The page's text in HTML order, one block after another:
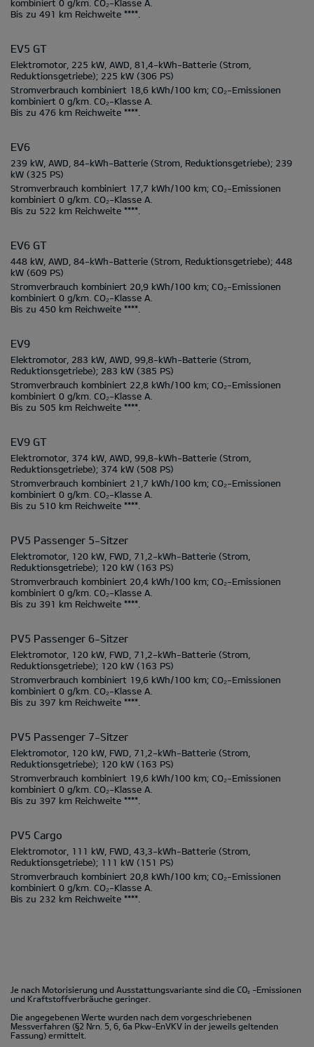
kombiniert 0 g/km. CO₂-Klasse A.
Bis zu 491 km Reichweite ****.
EV5 GT
Elektromotor, 225 kW, AWD, 81,4-kWh-Batterie (Strom,
Reduktionsgetriebe); 225 kW (306 PS)
Stromverbrauch kombiniert 18,6 kWh/100 km; CO₂-Emissionen
kombiniert 0 g/km. CO₂-Klasse A.
Bis zu 476 km Reichweite ****.
EV6
239 kW, AWD, 84-kWh-Batterie (Strom, Reduktionsgetriebe); 239
kW (325 PS)
Stromverbrauch kombiniert 17,7 kWh/100 km; CO₂-Emissionen
kombiniert 0 g/km. CO₂-Klasse A.
Bis zu 522 km Reichweite ****.
EV6 GT
448 kW, AWD, 84-kWh-Batterie (Strom, Reduktionsgetriebe); 448
kW (609 PS)
Stromverbrauch kombiniert 20,9 kWh/100 km; CO₂-Emissionen
kombiniert 0 g/km. CO₂-Klasse A.
Bis zu 450 km Reichweite ****.
EV9
Elektromotor, 283 kW, AWD, 99,8-kWh-Batterie (Strom,
Reduktionsgetriebe); 283 kW (385 PS)
Stromverbrauch kombiniert 22,8 kWh/100 km; CO₂-Emissionen
kombiniert 0 g/km. CO₂-Klasse A.
Bis zu 505 km Reichweite ****.
EV9 GT
Elektromotor, 374 kW, AWD, 99,8-kWh-Batterie (Strom,
Reduktionsgetriebe); 374 kW (508 PS)
Stromverbrauch kombiniert 21,7 kWh/100 km; CO₂-Emissionen
kombiniert 0 g/km. CO₂-Klasse A.
Bis zu 510 km Reichweite ****.
PV5 Passenger 5-Sitzer
Elektromotor, 120 kW, FWD, 71,2-kWh-Batterie (Strom,
Reduktionsgetriebe); 120 kW (163 PS)
Stromverbrauch kombiniert 20,4 kWh/100 km; CO₂-Emissionen
kombiniert 0 g/km. CO₂-Klasse A.
Bis zu 391 km Reichweite ****.
PV5 Passenger 6-Sitzer
Elektromotor, 120 kW, FWD, 71,2-kWh-Batterie (Strom,
Reduktionsgetriebe); 120 kW (163 PS)
Stromverbrauch kombiniert 19,6 kWh/100 km; CO₂-Emissionen
kombiniert 0 g/km. CO₂-Klasse A.
Bis zu 397 km Reichweite ****.
PV5 Passenger 7-Sitzer
Elektromotor, 120 kW, FWD, 71,2-kWh-Batterie (Strom,
Reduktionsgetriebe); 120 kW (163 PS)
Stromverbrauch kombiniert 19,6 kWh/100 km; CO₂-Emissionen
kombiniert 0 g/km. CO₂-Klasse A.
Bis zu 397 km Reichweite ****.
PV5 Cargo
Elektromotor, 111 kW, FWD, 43,3-kWh-Batterie (Strom,
Reduktionsgetriebe); 111 kW (151 PS)
Stromverbrauch kombiniert 20,8 kWh/100 km; CO₂-Emissionen
kombiniert 0 g/km. CO₂-Klasse A.
Bis zu 232 km Reichweite ****.
Je nach Motorisierung und Ausstattungsvariante sind die CO2
-Emissionen
und Kraftstoffverbräuche geringer.
Die angegebenen Werte wurden nach dem vorgeschriebenen
Messverfahren (§2 Nrn. 5, 6, 6a Pkw-EnVKV in der jeweils geltenden
Fassung) ermittelt.